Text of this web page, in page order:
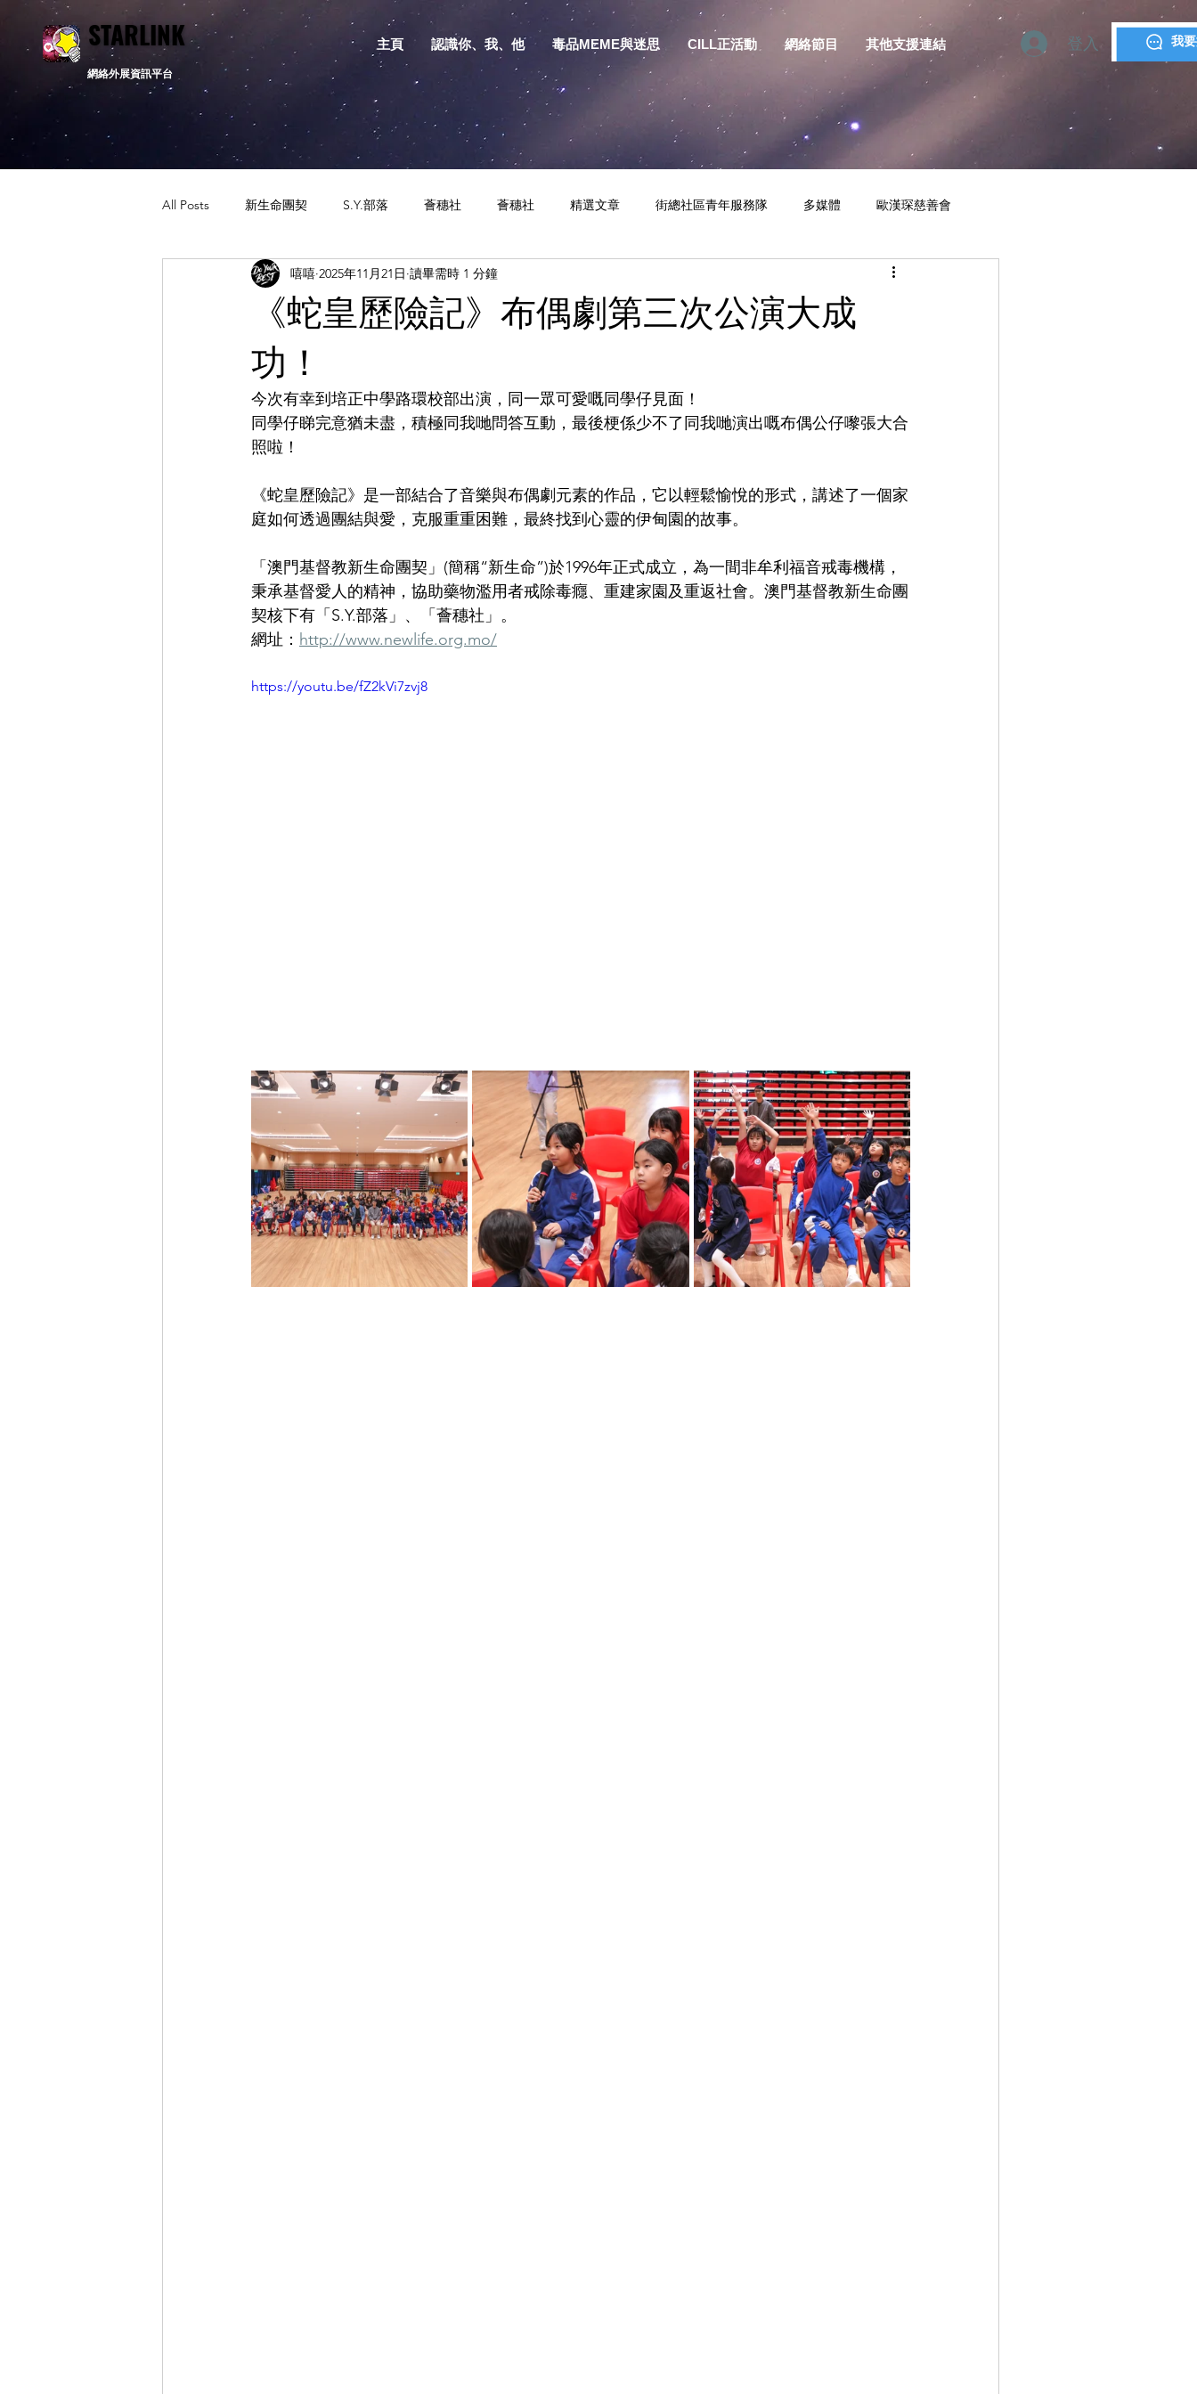
STARLINK
STARLINK
網絡外展資訊平台
主頁 認識你、我、他 毒品MEME與迷思 CILL正活動 網絡節目 其他支援連結 登入 我
All Posts 新生命團契 S.Y.部落 薈穗社 薈穗社 精選文章 街總社區青年服務隊 多媒體 歐漢琛慈善會
相關新聞 通告 相關資訊 YMCA MACAU
《蛇皇歷險記》布偶劇第三次公演大成
功！
嘻嘻 2025年11月21日 讀畢需時 1 分鐘
今次有幸到培正中學路環校部出演，同一眾可愛嘅同學仔見面！
同學仔睇完意猶未盡，積極同我哋問答互動，最後梗係少不了同我哋演出嘅布偶公仔嚟張大合
照啦！
《蛇皇歷險記》是一部結合了音樂與布偶劇元素的作品，它以輕鬆愉悅的形式，講述了一個家
庭如何透過團結與愛，克服重重困難，最終找到心靈的伊甸園的故事。
「澳門基督教新生命團契」(簡稱“新生命”)於1996年正式成立，為一間非牟利福音戒毒機構，
秉承基督愛人的精神，協助藥物濫用者戒除毒癮、重建家園及重返社會。澳門基督教新生命團
契核下有「S.Y.部落」、「薈穗社」。
網址： http://www.newlife.org.mo/
https://youtu.be/fZ2kVi7zvj8